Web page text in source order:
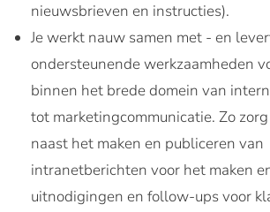
nieuwsbrieven en instructies).
Je werkt nauw samen met - en
ondersteunende werkzaamheden
binnen het brede domein van
tot marketingcommunicatie. Zo
naast het maken en publiceren van
intranetberichten voor het maken
uitnodigingen en follow-ups voor